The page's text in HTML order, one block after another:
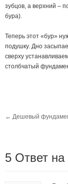
зубцов, а верхний –
бура).
Теперь этот «бур»
подушку. Дно
сверху
столбчатый
← Дешевый
5 Oтвет на